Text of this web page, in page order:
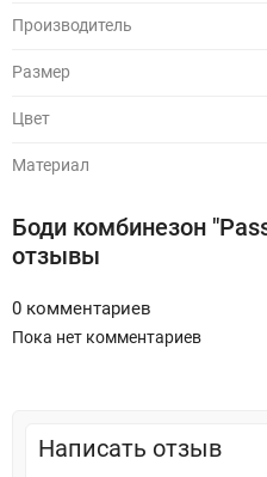
Производитель
Размер
Цвет
Материал
Боди комбинезон
отзывы
0 комментариев
Пока нет комментариев
Написать отзыв